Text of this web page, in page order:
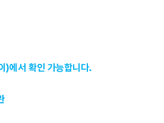
)에서 확인 가능합니다.